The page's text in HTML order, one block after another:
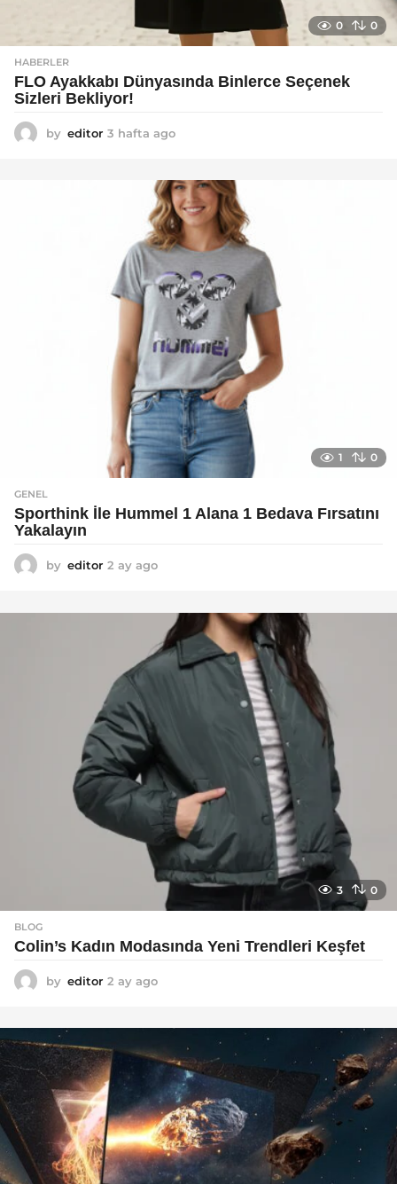
0 0
HABERLER
FLO Ayakkabı Dünyasında Binlerce Seçenek
Sizleri Bekliyor!
by editor 3 hafta ago
a
g
o
1 0
GENEL
Sporthink İle Hummel 1 Alana 1 Bedava Fırsatını
Yakalayın
by editor 2 ay ago
a
g
o
3 0
BLOG
Colin’s Kadın Modasında Yeni Trendleri Keşfet
by editor 2 ay ago
a
o